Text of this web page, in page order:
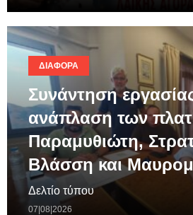
ΔΙΆΦΟΡΑ
Συνάντηση
ανάπλαση των
Παραμυθιώτη,
Βλάσση και
Δελτίο τύπου
07|08|2026